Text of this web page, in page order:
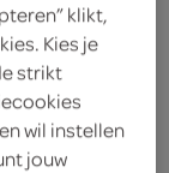
bij de
klikt,
Kies je
strikt
wil instellen
jouw